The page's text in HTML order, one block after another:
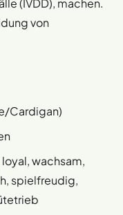
von
Cardigan)
wachsam,
spielfreudig,